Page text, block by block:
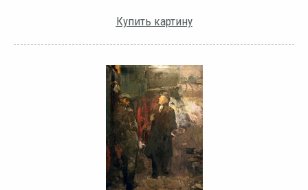
Купить картину